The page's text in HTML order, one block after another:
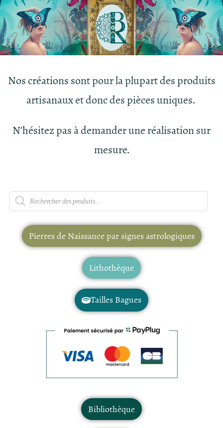
Nos créations sont pour la plupart des produits
artisanaux et donc des pièces uniques.
N’hésitez pas à demander une réalisation sur
mesure.
Pierres de Naissance par signes astrologiques
Lithothèque
Tailles Bagues
Bibliothèque